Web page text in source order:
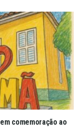
comemoração ao